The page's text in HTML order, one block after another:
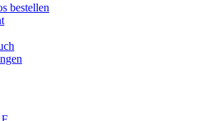
bestellen